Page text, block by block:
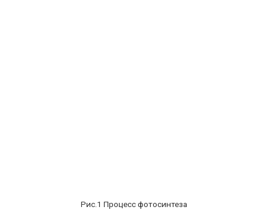
Рис.1 Процесс фотосинтеза